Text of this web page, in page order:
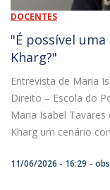
DOCENTES
"É possível
Kharg?"
Entrevista de Maria
Direito – Escola do
Maria Isabel
Kharg um cenário
11/06/2026 - 16:29